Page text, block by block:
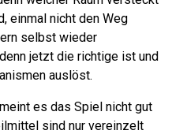
einmal nicht den Weg
selbst wieder
jetzt die richtige ist und
auslöst.
es das Spiel nicht gut
sind nur vereinzelt